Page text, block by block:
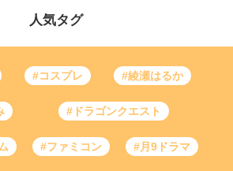
人気タグ
#コスプレ #綾瀬はるか
#ドラゴンクエスト
#ファミコン #月9ドラマ